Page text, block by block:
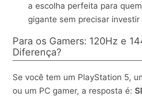
a escolha perfeita para
gigante sem precisar
Para os Gamers: 120Hz e
Diferença?
Se você tem um PlayStation 5,
ou um PC gamer, a resposta é: